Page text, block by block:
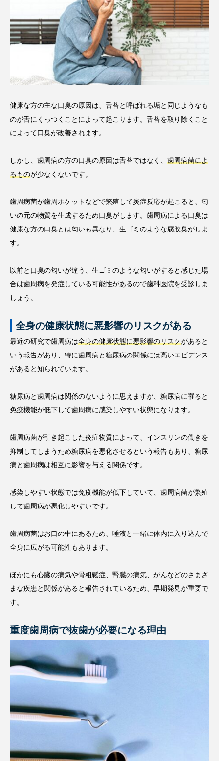
健康な方の主な口臭の原因は、舌苔と呼ばれる垢と同じようなも
のが舌にくっつくことによって起こります。舌苔を取り除くこと
によって口臭が改善されます。
しかし、歯周病の方の口臭の原因は舌苔ではなく、 歯周病菌によ
るものが少なくないです。
歯周病菌が歯周ポケットなどで繁殖して炎症反応が起こると、匂
いの元の物質を生成するため口臭がします。歯周病による口臭は
健康な方の口臭とは匂いも異なり、生ゴミのような腐敗臭がしま
す。
以前と口臭の匂いが違う、生ゴミのような匂いがすると感じた場
合は歯周病を発症している可能性があるので歯科医院を受診しま
しょう。
全身の健康状態に悪影響のリスクがある
最近の研究で歯周病は全身の健康状態に悪影響のリスクがあると
いう報告があり、特に歯周病と糖尿病の関係には高いエビデンス
があると知られています。
糖尿病と歯周病は関係のないように思えますが、糖尿病に罹ると
免疫機能が低下して歯周病に感染しやすい状態になります。
歯周病菌が引き起こした炎症物質によって、インスリンの働きを
抑制してしまうため糖尿病を悪化させるという報告もあり、糖尿
病と歯周病は相互に影響を与える関係です。
感染しやすい状態では免疫機能が低下していて、歯周病菌が繁殖
して歯周病が悪化しやすいです。
歯周病菌はお口の中にあるため、唾液と一緒に体内に入り込んで
全身に広がる可能性もあります。
ほかにも心臓の病気や骨粗鬆症、腎臓の病気、がんなどのさまざ
まな疾患と関係があると報告されているため、早期発見が重要で
す。
重度歯周病で抜歯が必要になる理由